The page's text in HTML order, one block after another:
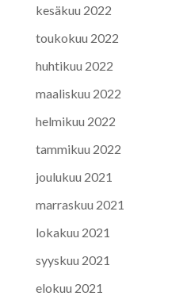
kesäkuu 2022
toukokuu 2022
huhtikuu 2022
maaliskuu 2022
helmikuu 2022
tammikuu 2022
joulukuu 2021
marraskuu 2021
lokakuu 2021
syyskuu 2021
elokuu 2021